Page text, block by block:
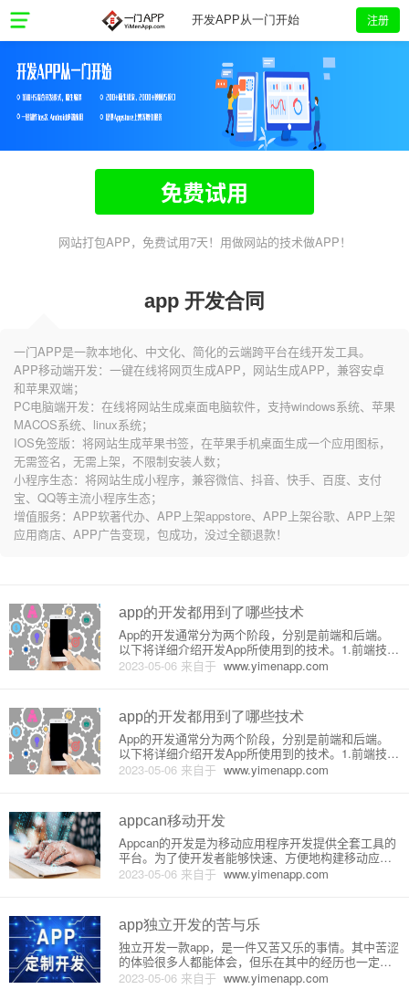
开发APP从一门开始 注册
免费试用
网站打包APP，免费试用7天！用做网站的技术做APP！
app 开发合同
一门APP是一款本地化、中文化、简化的云端跨平台在线开发工具。
APP移动端开发：一键在线将网页生成APP，网站生成APP，兼容安卓
和苹果双端；
PC电脑端开发：在线将网站生成桌面电脑软件，支持windows系统、苹果
MACOS系统、linux系统；
IOS免签版：将网站生成苹果书签，在苹果手机桌面生成一个应用图标，
无需签名，无需上架，不限制安装人数；
小程序生态：将网站生成小程序，兼容微信、抖音、快手、百度、支付
宝、QQ等主流小程序生态；
增值服务：APP软著代办、APP上架appstore、APP上架谷歌、APP上架
应用商店、APP广告变现，包成功，没过全额退款！
app的开发都用到了哪些技术
2023-05-06 来自于 www.yimenapp.com
App的开发通常分为两个阶段，分别是前端和后端。
以下将详细介绍开发App所使用到的技术。1.前端技术
前端的主要工作是开发应用程序用户可见的界面和用
户交互的功能。以下是开发App前端所使用的主要技
app的开发都用到了哪些技术
2023-05-06 来自于 www.yimenapp.com
App的开发通常分为两个阶段，分别是前端和后端。
以下将详细介绍开发App所使用到的技术。1.前端技术
前端的主要工作是开发应用程序用户可见的界面和用
户交互的功能。以下是开发App前端所使用的主要技
appcan移动开发
2023-05-06 来自于 www.yimenapp.com
Appcan的开发是为移动应用程序开发提供全套工具的
平台。为了使开发者能够快速、方便地构建移动应用
程序，Appcan提供了各种模板和组件，以及多个开发
环境，如HTML5、JavaScript等。其中，使用JavaScr
app独立开发的苦与乐
2023-05-06 来自于 www.yimenapp.com
独立开发一款app，是一件又苦又乐的事情。其中苦涩
的体验很多人都能体会，但乐在其中的经历也一定不
少。在开发一款app的路上，我们可以尝试探索各种可
能，体验并记录下自己走过的每一步，以便在遇到问